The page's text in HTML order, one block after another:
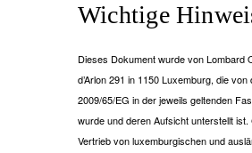
Wichtige
Dieses Dokument wurde von Lombard
d’Arlon 291 in 1150 Luxemburg, die
2009/65/EG in der jeweils geltenden
wurde und deren Aufsicht unterstellt
Vertrieb von luxemburgischen und